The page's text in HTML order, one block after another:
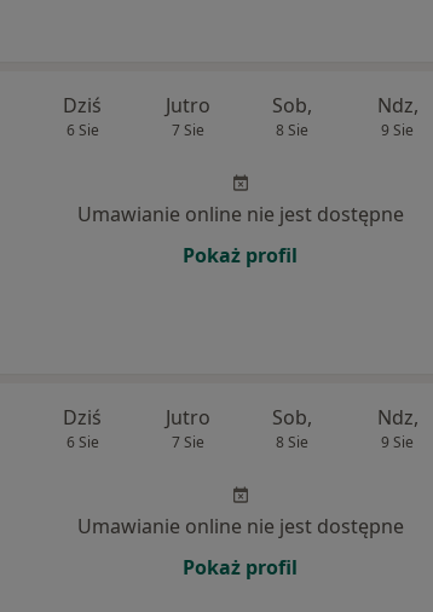
Dziś
6 Sie
Jutro
7 Sie
Sob,
8 Sie
Ndz,
9 Sie
Umawianie online nie jest dostępne
Pokaż profil
Dziś
6 Sie
Jutro
7 Sie
Sob,
8 Sie
Ndz,
9 Sie
Umawianie online nie jest dostępne
Pokaż profil